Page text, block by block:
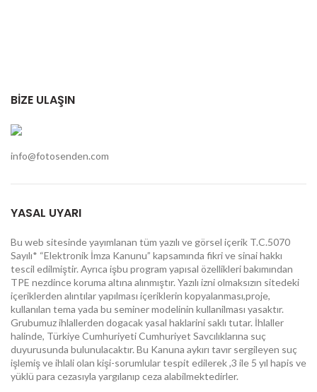
BİZE ULAŞIN
info@fotosenden.com
YASAL UYARI
Bu web sitesinde yayımlanan tüm yazılı ve görsel içerik T.C.5070
Sayılı* “Elektronik İmza Kanunu” kapsamında fikri ve sinai hakkı
tescil edilmiştir. Ayrıca işbu program yapısal özellikleri bakımından
TPE nezdince koruma altına alınmıştır. Yazılı izni olmaksızın sitedeki
içeriklerden alıntılar yapılması içeriklerin kopyalanması,proje,
kullanılan tema yada bu seminer modelinin kullanilması yasaktır.
Grubumuz ihlallerden dogacak yasal haklarini saklı tutar. İhlaller
halinde, Türkiye Cumhuriyeti Cumhuriyet Savcılıklarına suç
duyurusunda bulunulacaktır. Bu Kanuna aykırı tavır sergileyen suç
işlemiş ve ihlali olan kişi-sorumlular tespit edilerek ,3 ile 5 yıl hapis ve
yüklü para cezasıyla yargılanıp ceza alabilmektedirler.